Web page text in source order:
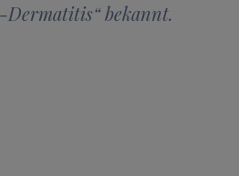
Dermatitis“ bekannt.